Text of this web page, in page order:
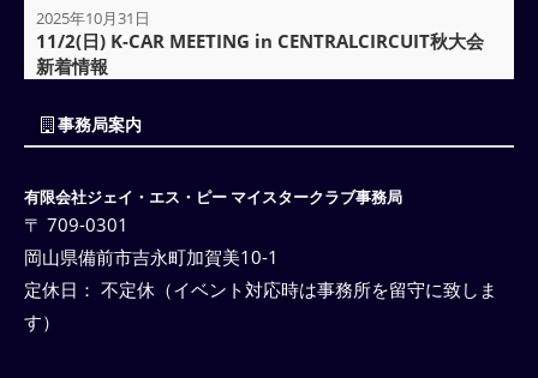
2025年10月31日
11/2(日) K-CAR MEETING in CENTRALCIRCUIT秋大会
新着情報
事務局案内
有限会社ジェイ・エス・ピー マイスタークラブ事務局
〒 709-0301
岡山県備前市吉永町加賀美10-1
定休日： 不定休（イベント対応時は事務所を留守に致しま
す）